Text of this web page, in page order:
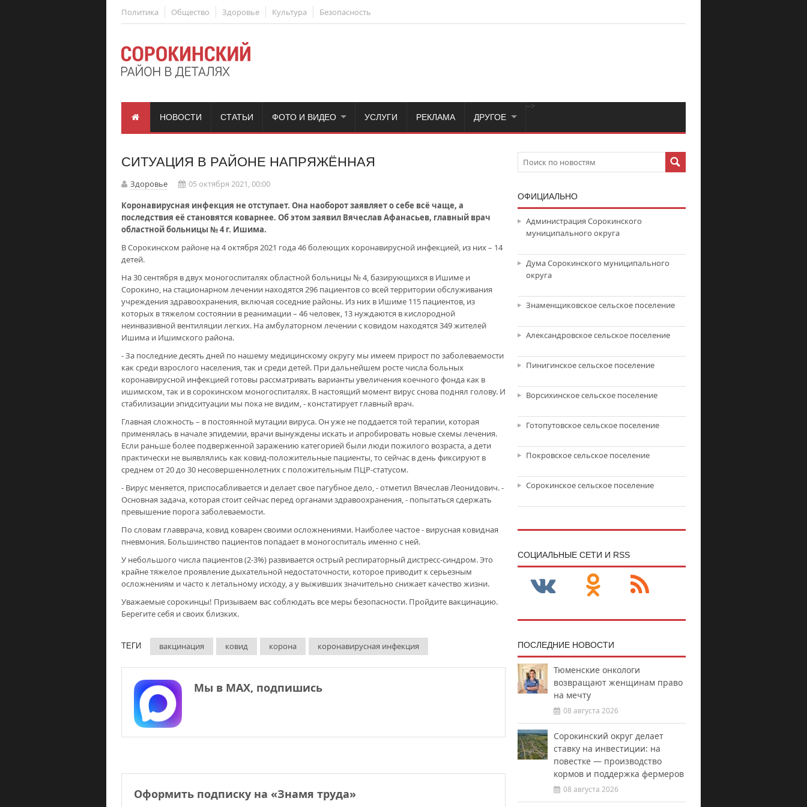
Политика Общество Здоровье Культура Безопасность
НОВОСТИ СТАТЬИ
-->
ФОТО И ВИДЕО УСЛУГИ РЕКЛАМА ДРУГОЕ
СИТУАЦИЯ В РАЙОНЕ НАПРЯЖЁННАЯ
Здоровье
05 октября 2021, 00:00
Коронавирусная инфекция не отступает. Она наоборот заявляет о себе всё чаще, а
последствия её становятся коварнее. Об этом заявил Вячеслав Афанасьев, главный врач
областной больницы № 4 г. Ишима.
В Сорокинском районе на 4 октября 2021 года 46 болеющих коронавирусной инфекцией, из них – 14
детей.
На 30 сентября в двух моногоспиталях областной больницы № 4, базирующихся в Ишиме и
Сорокино, на стационарном лечении находятся 296 пациентов со всей территории обслуживания
учреждения здравоохранения, включая соседние районы. Из них в Ишиме 115 пациентов, из
которых в тяжелом состоянии в реанимации – 46 человек, 13 нуждаются в кислородной
неинвазивной вентиляции легких. На амбулаторном лечении с ковидом находятся 349 жителей
Ишима и Ишимского района.
- За последние десять дней по нашему медицинскому округу мы имеем прирост по заболеваемости
как среди взрослого населения, так и среди детей. При дальнейшем росте числа больных
коронавирусной инфекцией готовы рассматривать варианты увеличения коечного фонда как в
ишимском, так и в сорокинском моногоспиталях. В настоящий момент вирус снова поднял голову. И
стабилизации эпидситуации мы пока не видим, - констатирует главный врач.
Главная сложность – в постоянной мутации вируса. Он уже не поддается той терапии, которая
применялась в начале эпидемии, врачи вынуждены искать и апробировать новые схемы лечения.
Если раньше более подверженной заражению категорией были люди пожилого возраста, а дети
практически не выявлялись как ковид-положительные пациенты, то сейчас в день фиксируют в
среднем от 20 до 30 несовершеннолетних с положительным ПЦР-статусом.
- Вирус меняется, приспосабливается и делает свое пагубное дело, - отметил Вячеслав Леонидович. -
Основная задача, которая стоит сейчас перед органами здравоохранения, - попытаться сдержать
превышение порога заболеваемости.
По словам главврача, ковид коварен своими осложнениями. Наиболее частое - вирусная ковидная
пневмония. Большинство пациентов попадает в моногоспиталь именно с ней.
У небольшого числа пациентов (2-3%) развивается острый респираторный дистресс-синдром. Это
крайне тяжелое проявление дыхательной недостаточности, которое приводит к серьезным
осложнениям и часто к летальному исходу, а у выживших значительно снижает качество жизни.
Уважаемые сорокинцы! Призываем вас соблюдать все меры безопасности. Пройдите вакцинацию.
Берегите себя и своих близких.
ТЕГИ вакцинация ковид корона коронавирусная инфекция
Мы в МАХ, подпишись
Оформить подписку на «Знамя труда»
ОФИЦИАЛЬНО
Администрация Сорокинского
муниципального округа
Дума Сорокинского муниципального
округа
Знаменщиковское сельское поселение
Александровское сельское поселение
Пинигинское сельское поселение
Ворсихинское сельское поселение
Готопутовское сельское поселение
Покровское сельское поселение
Сорокинское сельское поселение
CОЦИАЛЬНЫЕ СЕТИ И RSS
ПОСЛЕДНИЕ НОВОСТИ
Тюменские онкологи
возвращают женщинам право
на мечту
08 августа 2026
Сорокинский округ делает
ставку на инвестиции: на
повестке — производство
кормов и поддержка фермеров
08 августа 2026